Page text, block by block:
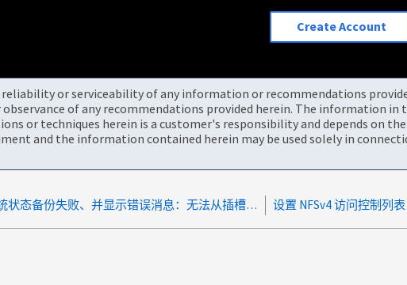
Create Account
or serviceability of any information or recommendations
of any recommendations provided herein. The information in
or techniques herein is a customer's responsibility and depends on
and the information contained herein may be used solely in
OSSV系统状态备份失败、并显示错误消息：无法从插槽读取